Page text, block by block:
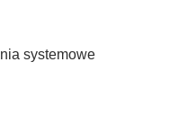
systemowe